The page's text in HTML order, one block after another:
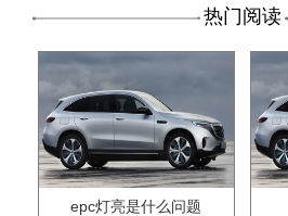
热门阅读
epc灯亮是什么问题